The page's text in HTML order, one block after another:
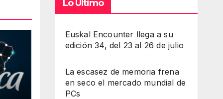
Lo Último
Euskal Encounter llega a su
edición 34, del 23 al 26 de julio
La escasez de memoria frena
en seco el mercado mundial de
PCs